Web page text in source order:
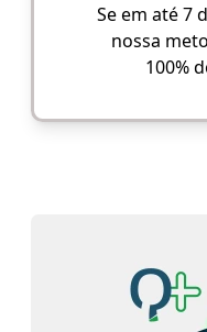
Se em até 7
nossa
100%